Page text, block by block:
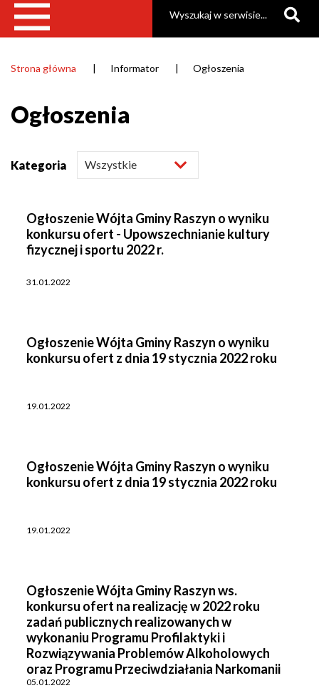
Strona główna Informator Ogłoszenia
Ogłoszenia
Kategoria
Ogłoszenie Wójta Gminy Raszyn o wyniku
konkursu ofert - Upowszechnianie kultury
fizycznej i sportu 2022 r.
31.01.2022
Ogłoszenie Wójta Gminy Raszyn o wyniku
konkursu ofert z dnia 19 stycznia 2022 roku
19.01.2022
Ogłoszenie Wójta Gminy Raszyn o wyniku
konkursu ofert z dnia 19 stycznia 2022 roku
19.01.2022
Ogłoszenie Wójta Gminy Raszyn ws.
konkursu ofert na realizację w 2022 roku
zadań publicznych realizowanych w
wykonaniu Programu Profilaktyki i
Rozwiązywania Problemów Alkoholowych
oraz Programu Przeciwdziałania Narkomanii
05.01.2022